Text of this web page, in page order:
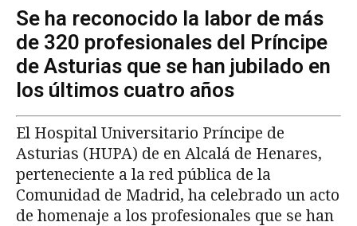
Se ha reconocido la labor de más
de 320 profesionales del Príncipe
de Asturias que se han jubilado en
los últimos cuatro años
El Hospital Universitario Príncipe de
Asturias (HUPA) de en Alcalá de Henares,
perteneciente a la red pública de la
Comunidad de Madrid, ha celebrado un acto
de homenaje a los profesionales que se han